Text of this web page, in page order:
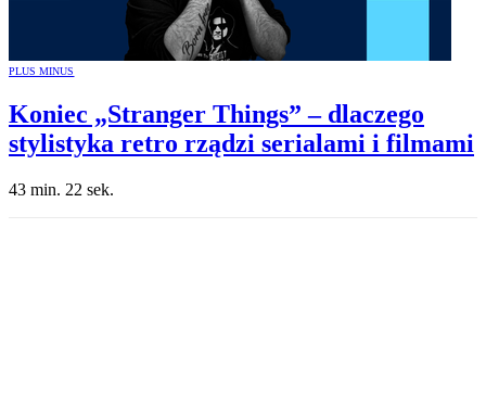
PLUS MINUS
Koniec „Stranger Things” – dlaczego
stylistyka retro rządzi serialami i filmami
43 min. 22 sek.